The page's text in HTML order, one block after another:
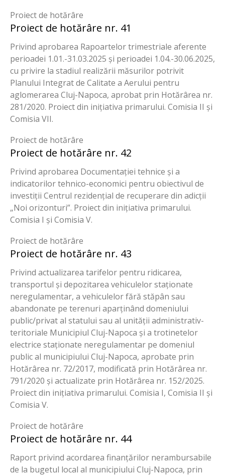
Proiect de hotărâre
Proiect de hotărâre nr. 41
Privind aprobarea Rapoartelor trimestriale aferente
perioadei 1.01.-31.03.2025 și perioadei 1.04.-30.06.2025,
cu privire la stadiul realizării măsurilor potrivit
Planului Integrat de Calitate a Aerului pentru
aglomerarea Cluj-Napoca, aprobat prin Hotărârea nr.
281/2020. Proiect din inițiativa primarului. Comisia II și
Comisia VII.
Proiect de hotărâre
Proiect de hotărâre nr. 42
Privind aprobarea Documentației tehnice și a
indicatorilor tehnico-economici pentru obiectivul de
investiții Centrul rezidențial de recuperare din adicții
„Noi orizonturi”. Proiect din inițiativa primarului.
Comisia I și Comisia V.
Proiect de hotărâre
Proiect de hotărâre nr. 43
Privind actualizarea tarifelor pentru ridicarea,
transportul și depozitarea vehiculelor staționate
neregulamentar, a vehiculelor fără stăpân sau
abandonate pe terenuri aparținând domeniului
public/privat al statului sau al unității administrativ-
teritoriale Municipiul Cluj-Napoca și a trotinetelor
electrice staționate neregulamentar pe domeniul
public al municipiului Cluj-Napoca, aprobate prin
Hotărârea nr. 72/2017, modificată prin Hotărârea nr.
791/2020 și actualizate prin Hotărârea nr. 152/2025.
Proiect din inițiativa primarului. Comisia I, Comisia II și
Comisia V.
Proiect de hotărâre
Proiect de hotărâre nr. 44
Raport privind acordarea finanțărilor nerambursabile
de la bugetul local al municipiului Cluj-Napoca, prin